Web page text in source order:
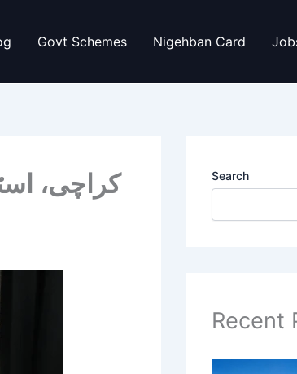
Govt Schemes Nigehban Card
کراچی،
Search
Recent